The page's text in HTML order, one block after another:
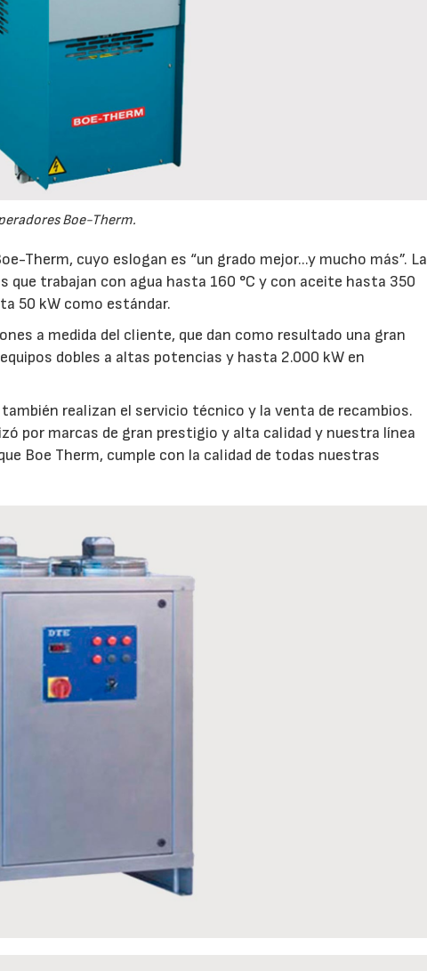
Boe-Therm.
Therm, cuyo eslogan es “un grado mejor...y mucho más”. La
trabajan con agua hasta 160 °C y con aceite hasta 350
50 kW como estándar.
a medida del cliente, que dan como resultado una gran
dobles a altas potencias y hasta 2.000 kW en
realizan el servicio técnico y la venta de recambios.
por marcas de gran prestigio y alta calidad y nuestra línea
Boe Therm, cumple con la calidad de todas nuestras
23/07/2026